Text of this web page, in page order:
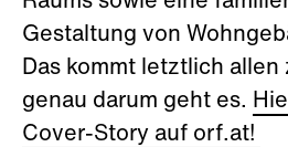
Gestaltung von
Das kommt letztlich allen
genau darum geht es.
Cover-Story auf orf.at!